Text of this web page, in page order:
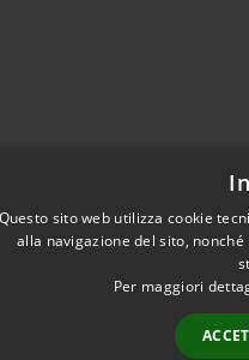
Pec:comunemelzo@pec.it
Area
Questo sito web utilizza cookie
alla navigazione del sito,
Per maggiori